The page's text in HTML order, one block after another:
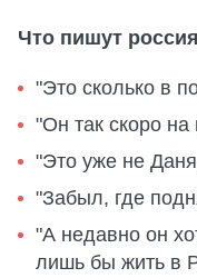
Что пишут
"Это сколько в
"Он так скоро на
"Это уже не
"Забыл, где
"А недавно он
лишь бы жить в